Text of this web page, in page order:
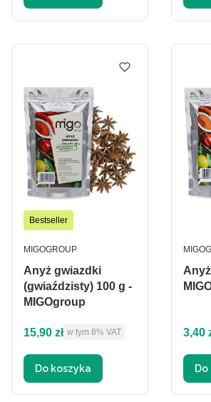
Bestseller
Anyż gwiazdki
(gwiaździsty) 100 g -
MIGOgroup
PRODUCENT
MIGOGROUP
Cena brutto
15,90 zł w tym %s VAT
w tym 8% VAT
Do koszyka
Anyż
3,40